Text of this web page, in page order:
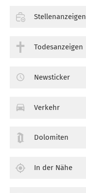
Stellenanzeigen
Todesanzeigen
Newsticker
Verkehr
Dolomiten
In der Nähe